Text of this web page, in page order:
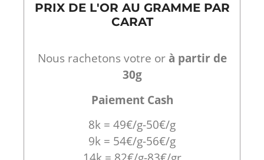
PRIX DE L'OR AU GRAMME PAR
CARAT
Nous rachetons votre orà partir de
30g
Paiement Cash
8k = 49€/g-50€/g
9k = 54€/g-56€/g